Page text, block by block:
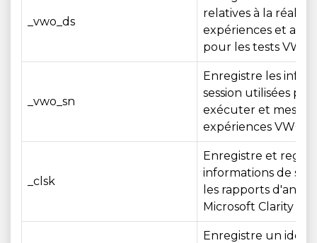
_vwo_ds
relatives à la
expériences et au
pour les tests VWO
_vwo_sn
Enregistre les
session utilisées
exécuter et
expériences VWO
_clsk
Enregistre et
informations de
les rapports
Microsoft Clarity
Enregistre un